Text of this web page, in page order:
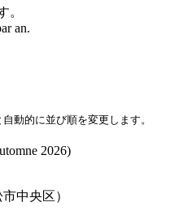
ます。
an.
動的に並び順を変更します。
2026)
中央区）